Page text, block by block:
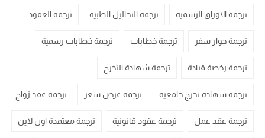
ترجمة الاوراق الرسمية ترجمة التحاليل الطبية ترجمة العقود
ترجمة جواز سفر ترجمة خطابات ترجمة خطابات رسمية
ترجمة رخصة قيادة ترجمة شهادة التخرج
ترجمة شهادة تخرج جامعية ترجمة عرض سعر ترجمة عقد زواج
ترجمة عقد عمل ترجمة عقود قانونية ترجمة معتمدة اون لاين